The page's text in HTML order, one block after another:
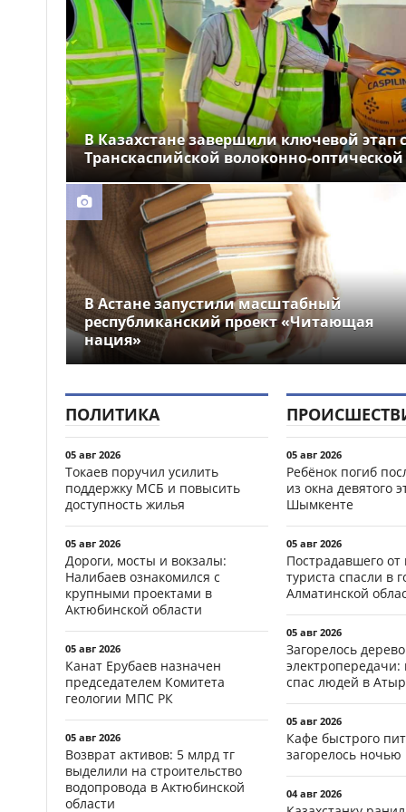
устроили праздник для
крокодила
12:26
Почти 12 тысяч км
электросетей отремонтировали
в Казахстане
В Казахстане завершили ключевой этап
Транскаспийской волоконно-
В Астане запустили масштабный
республиканский проект «Читающая
нация»
ПОЛИТИКА
05 авг 2026
Токаев поручил усилить
поддержку МСБ и повысить
доступность жилья
05 авг 2026
Дороги, мосты и вокзалы:
Налибаев ознакомился с
крупными проектами в
Актюбинской области
05 авг 2026
Канат Ерубаев назначен
председателем Комитета
геологии МПС РК
05 авг 2026
Возврат активов: 5 млрд тг
выделили на строительство
водопровода в Актюбинской
области
05 авг 2026
Ребёнок погиб
из окна девятого
Шымкенте
05 авг 2026
Пострадавшего от
туриста спасли в
Алматинской
05 авг 2026
Загорелось
спас людей в
05 авг 2026
Кафе быстрого
загорелось ночью
04 авг 2026